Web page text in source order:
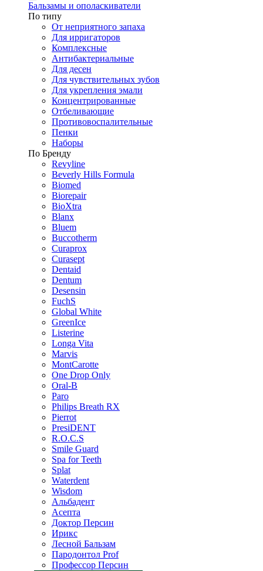
Бальзамы и ополаскиватели
По типу
От неприятного запаха
Для ирригаторов
Комплексные
Антибактериальные
Для десен
Для чувствительных зубов
Для укрепления эмали
Концентрированные
Отбеливающие
Противовоспалительные
Пенки
Наборы
По Бренду
Revyline
Beverly Hills Formula
Biomed
Biorepair
BioXtra
Blanx
Bluem
Buccotherm
Curaprox
Curasept
Dentaid
Dentum
Desensin
FuchS
Global White
GreenIce
Listerine
Longa Vita
Marvis
MontCarotte
One Drop Only
Oral-B
Paro
Philips Breath RX
Pierrot
PresiDENT
R.O.C.S
Smile Guard
Spa for Teeth
Splat
Waterdent
Wisdom
Альбадент
Асепта
Доктор Персин
Ирикс
Лесной Бальзам
Пародонтол Prof
Профессор Персин